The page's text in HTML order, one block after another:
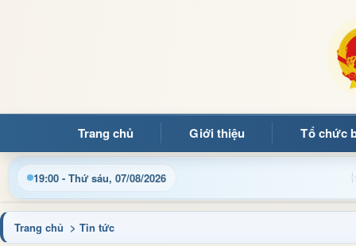
Trang chủ Giới thiệu Tổ chức
19:00 - Thứ sáu, 07/08/2026
tục hành chính và tin tức địa phương nhanh chóng, chính xác
Trang chủ > Tin tức